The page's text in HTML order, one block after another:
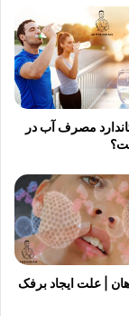
مصرف آب در
| علت ایجاد برفک